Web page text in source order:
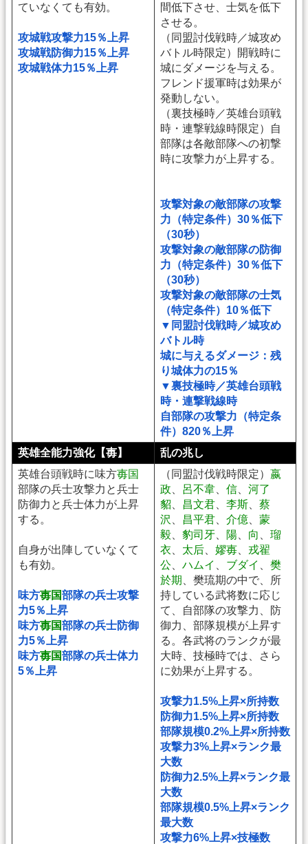
ていなくても有効。
攻城戦攻撃力15％上昇
攻城戦防御力15％上昇
攻城戦体力15％上昇
間低下させ、士気を低下
させる。
（同盟討伐戦時／城攻め
バトル時限定）開戦時に
城にダメージを与える。
フレンド援軍時は効果が
発動しない。
（裏技極時／英雄台頭戦
時・連撃戦線時限定）自
部隊は各敵部隊への初撃
時に攻撃力が上昇する。
攻撃対象の敵部隊の攻撃
力（特定条件）30％低下
（30秒）
攻撃対象の敵部隊の防御
力（特定条件）30％低下
（30秒）
攻撃対象の敵部隊の士気
（特定条件）10％低下
▼同盟討伐戦時／城攻め
バトル時
城に与えるダメージ：残
り城体力の15％
▼裏技極時／英雄台頭戦
時・連撃戦線時
自部隊の攻撃力（特定条
件）820％上昇
英雄全能力強化【毐】
乱の兆し
英雄台頭戦時に味方毐国
部隊の兵士攻撃力と兵士
防御力と兵士体力が上昇
する。
自身が出陣していなくて
も有効。
味方毐国部隊の兵士攻撃
力5％上昇
味方毐国部隊の兵士防御
力5％上昇
味方毐国部隊の兵士体力
5％上昇
（同盟討伐戦時限定） 嬴
政
呂不韋 信
河了
貂
昌文君 李斯
蔡
沢
昌平君 介億
蒙
毅
豹司牙 陽 向
瑠
衣
太后 嫪毐
戎翟
公
ハムイ ブダイ
樊
於期
、樊琉期の中で、所
持している武将数に応じ
て、自部隊の攻撃力、防
御力、部隊規模が上昇す
る。各武将のランクが最
大時、技極時では、さら
に効果が上昇する。
攻撃力1.5%上昇×所持数
防御力1.5%上昇×所持数
部隊規模0.2%上昇×所持数
攻撃力3%上昇×ランク最
大数
防御力2.5%上昇×ランク最
大数
部隊規模0.5%上昇×ランク
最大数
攻撃力6%上昇×技極数